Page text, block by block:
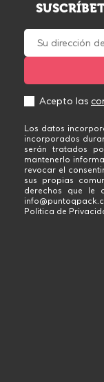
Acepto las
Los datos
incorporados
serán tratados
mantenerlo
revocar el
sus propias
derechos que le
Politica de